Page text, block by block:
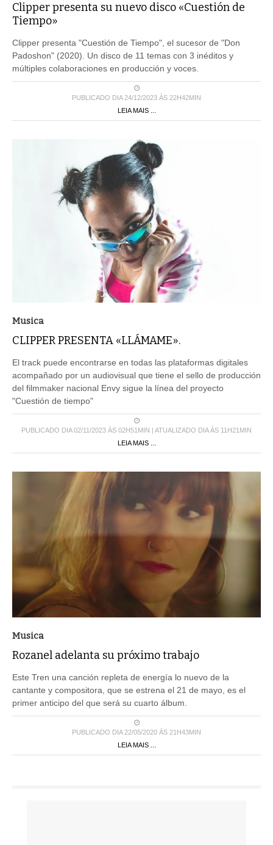
Clipper presenta su nuevo disco «Cuestión de
Tiempo»
Clipper presenta "Cuestión de Tiempo", el sucesor de "Don
Padoshon" (2020). Un disco de 11 temas con 3 inéditos y
múltiples colaboraciones en producción y voces.
PUBLICADO DIA 24/12/2023 ÀS 22H42MIN
LEIA MAIS ...
Musica
CLIPPER PRESENTA «LLÁMAME».
El track puede encontrarse en todas las plataformas digitales
acompañado por un audiovisual que tiene el sello de producción
del filmmaker nacional Envy sigue la línea del proyecto
"Cuestión de tiempo"
PUBLICADO DIA 02/11/2023 ÀS 02H51MIN | ATUALIZADO DIA ÀS 11H21MIN
LEIA MAIS ...
Musica
Rozanel adelanta su próximo trabajo
Este Tren una canción repleta de energía lo nuevo de la
cantante y compositora, que se estrena el 21 de mayo, es el
primer anticipo del que será su cuarto álbum.
PUBLICADO DIA 22/05/2020 ÀS 21H43MIN
LEIA MAIS ...